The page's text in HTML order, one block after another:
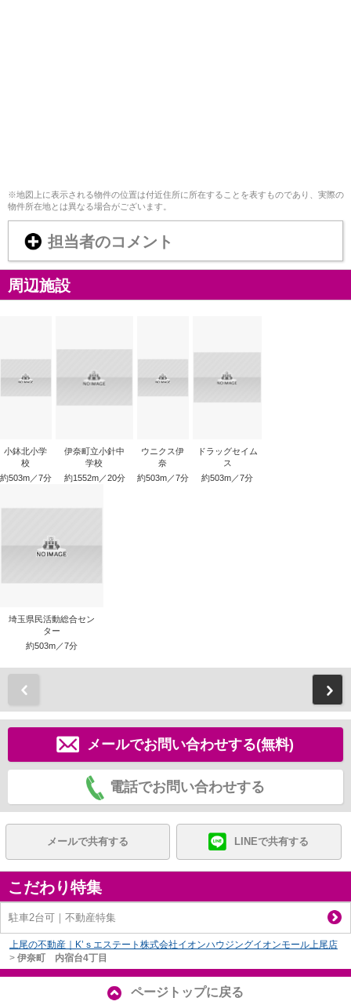
※地図上に表示される物件の位置は付近住所に所在することを表すものであり、実際の
物件所在地とは異なる場合がございます。
担当者のコメント
周辺施設
小鉢北小学
校
約503m／7分
伊奈町立小針中
学校
約1552m／20分
ウニクス伊
奈
約503m／7分
ドラッグセイム
ス
約503m／7分
埼玉県民活動総合セン
ター
約503m／7分
メールでお問い合わせする(無料)
電話でお問い合わせする
メールで共有する LINEで共有する
こだわり特集
駐車2台可｜不動産特集
上尾の不動産｜K’ｓエステート株式会社イオンハウジングイオンモール上尾店
> 伊奈町 内宿台4丁目
ページトップに戻る